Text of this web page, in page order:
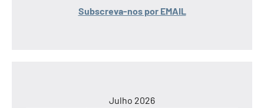
Subscreva-nos por EMAIL
Julho 2026